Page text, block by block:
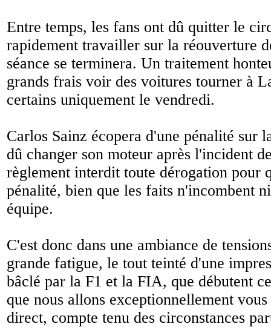
Entre temps, les fans ont dû quitter le
rapidement travailler sur la réouverture
séance se terminera. Un traitement
grands frais voir des voitures tourner à
certains uniquement le vendredi.
Carlos Sainz écopera d'une pénalité sur
dû changer son moteur après l'incident
règlement interdit toute dérogation pour
pénalité, bien que les faits n'incombent
équipe.
C'est donc dans une ambiance de
grande fatigue, le tout teinté d'une
bâclé par la F1 et la FIA, que débutent
que nous allons exceptionnellement
direct, compte tenu des circonstances